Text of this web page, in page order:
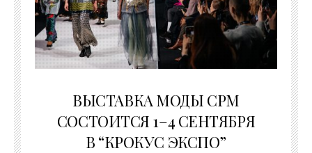
ВЫСТАВКА МОДЫ CPM
СОСТОИТСЯ 1–4 СЕНТЯБРЯ
В “КРОКУС ЭКСПО”